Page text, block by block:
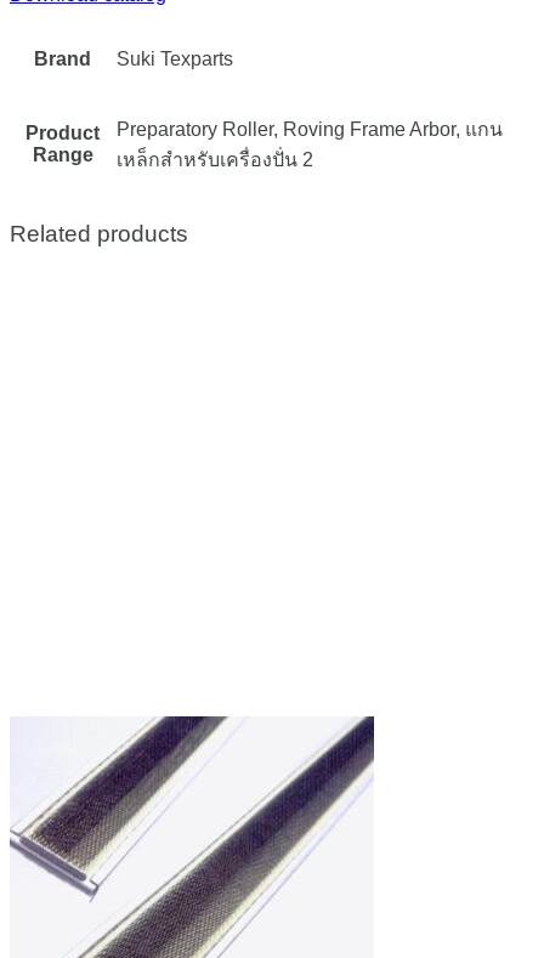
Brand Suki Texparts
Product
Range
Preparatory Roller, Roving Frame Arbor, แกน
เหล็กสำหรับเครื่องปั่น 2
Related products